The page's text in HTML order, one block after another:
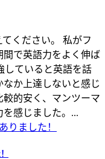
ください。 私がフ
間で英語力をよく伸ば
していると英語を話
か上達しないと感じ
的安く、マンツーマ
感じました。...